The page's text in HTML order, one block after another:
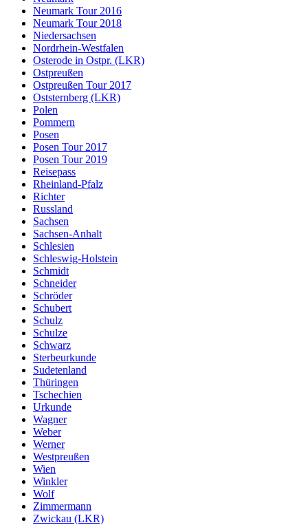
Neumark Tour 2016
Neumark Tour 2018
Niedersachsen
Nordrhein-Westfalen
Osterode in Ostpr. (LKR)
Ostpreußen
Ostpreußen Tour 2017
Oststernberg (LKR)
Polen
Pommern
Posen
Posen Tour 2017
Posen Tour 2019
Reisepass
Rheinland-Pfalz
Richter
Russland
Sachsen
Sachsen-Anhalt
Schlesien
Schleswig-Holstein
Schmidt
Schneider
Schröder
Schubert
Schulz
Schulze
Schwarz
Sterbeurkunde
Sudetenland
Thüringen
Tschechien
Urkunde
Wagner
Weber
Werner
Westpreußen
Wien
Winkler
Wolf
Zimmermann
Zwickau (LKR)